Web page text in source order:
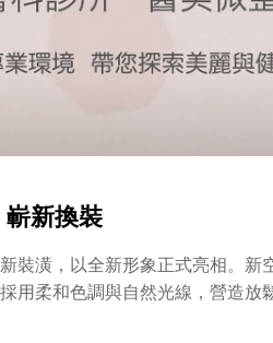
新換裝
裝潢，以全新形象正式亮相。新
用柔和色調與自然光線，營造放